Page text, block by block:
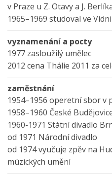
v Praze u Z. Otavy a J.
1965–1969 studoval ve
vyznamenání a pocty
1977 zasloužilý umělec
2012 cena Thálie 2011 za
zaměstnání
1954–1956 operetní sbor v
1958–1960 České
1960-1971 Státní divadlo
od 1971 Národní divadlo
od 1974 vyučuje zpěv na
múzických umění